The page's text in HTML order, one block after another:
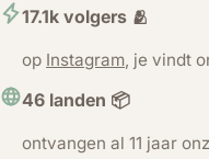
17.1k volgers 🫂
op Instagram, je vindt
46 landen 📦
ontvangen al 11 jaar